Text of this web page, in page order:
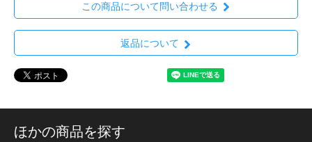
この商品について問い合わせる
返品について
ほかの商品を探す